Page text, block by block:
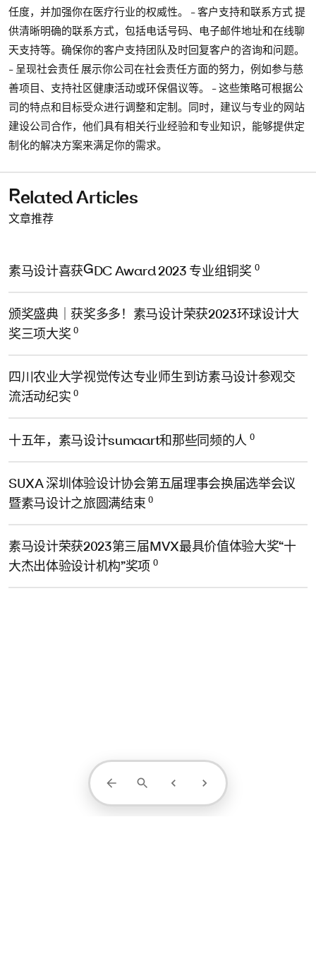
任度，并加强你在医疗行业的权威性。 - 客户支持和联系方式 提
供清晰明确的联系方式，包括电话号码、电子邮件地址和在线聊
天支持等。确保你的客户支持团队及时回复客户的咨询和问题。
- 呈现社会责任 展示你公司在社会责任方面的努力，例如参与慈
善项目、支持社区健康活动或环保倡议等。 - 这些策略可根据公
司的特点和目标受众进行调整和定制。同时，建议与专业的网站
建设公司合作，他们具有相关行业经验和专业知识，能够提供定
制化的解决方案来满足你的需求。
Related Articles
文章推荐
素马设计喜获GDC Award 2023 专业组铜奖 0
颁奖盛典｜获奖多多！素马设计荣获2023环球设计大
奖三项大奖 0
四川农业大学视觉传达专业师生到访素马设计参观交
流活动纪实 0
十五年，素马设计sumaart和那些同频的人 0
SUXA 深圳体验设计协会第五届理事会换届选举会议
暨素马设计之旅圆满结束 0
素马设计荣获2023第三届MVX最具价值体验大奖“十
大杰出体验设计机构”奖项 0